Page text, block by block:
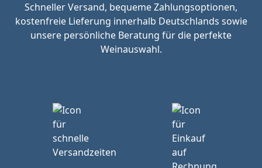
Schneller Versand, bequeme Zahlungsoptionen,
kostenfreie Lieferung innerhalb Deutschlands sowie
unsere persönliche Beratung für die perfekte
Weinauswahl.